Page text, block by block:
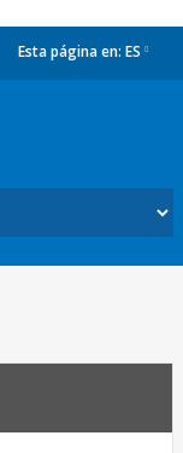
Esta página en: ES